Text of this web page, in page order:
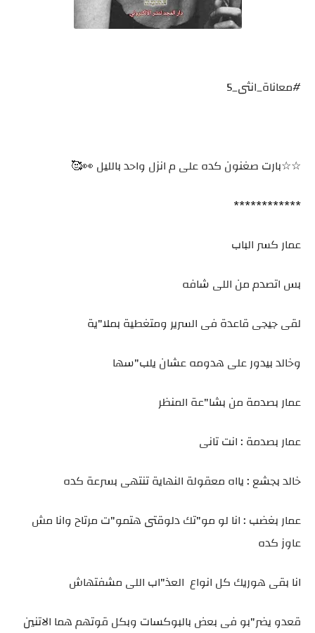
#معاناة_انثى_5
☆☆بارت صغنون كده على م انزل واحد بالليل 👀🥰
************
عمار كسر الباب
بس اتصدم من اللى شافه
لقى جيجى قاعدة فى السرير ومتغطية بملا"ية
وخالد بيدور على هدومه عشان يلب"سها
عمار بصدمة من بشا"عة المنظر
عمار بصدمة : انت تانى
خالد بجشع : يااه معقولة النهاية تنتهى بسرعة كده
عمار بغضب : انا لو مو"تك دلوقتى هتمو"ت مرتاح وانا مش
عاوز كده
انا بقى هوريك كل انواع العذ"اب اللى مشفتهاش
قعدو يضر"بو فى بعض بالبوكسات وبكل قوتهم هما الاتنين